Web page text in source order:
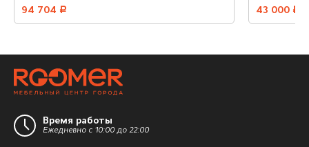
94 704 руб. 43 000 руб.
Время работы
Ежедневно с 10:00 до 22:00